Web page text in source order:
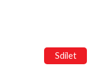
Sdílet